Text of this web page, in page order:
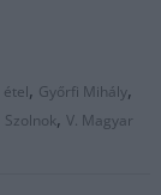
étel, Győrfi Mihály,
Szolnok,V. Magyar